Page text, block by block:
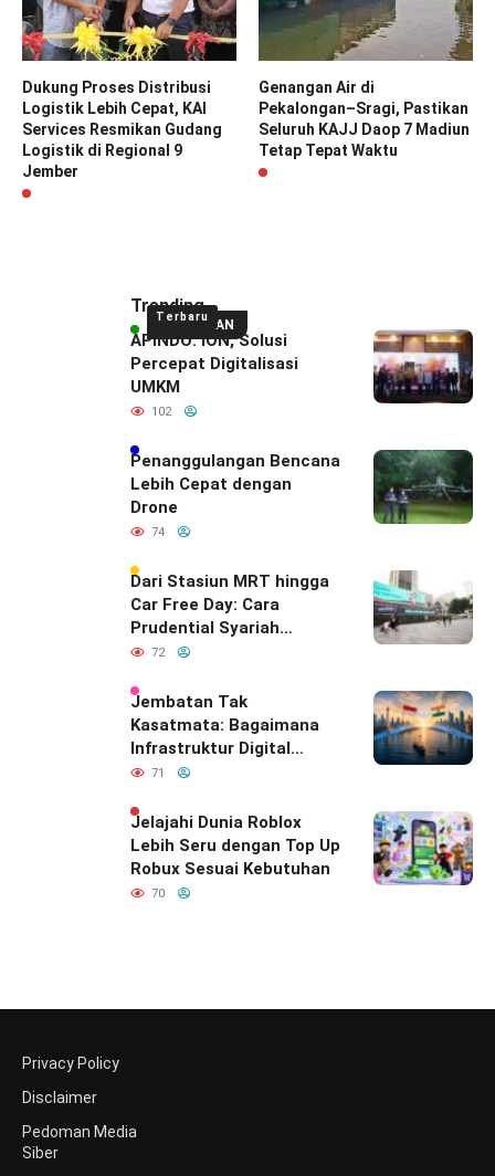
Dukung Proses Distribusi
Logistik Lebih Cepat, KAI
Services Resmikan Gudang
Logistik di Regional 9
Jember
Genangan Air di
Pekalongan–Sragi, Pastikan
Seluruh KAJJ Daop 7 Madiun
Tetap Tepat Waktu
UNGGULAN
Terbaru
Trending
APINDO: ION, Solusi
Percepat Digitalisasi
UMKM
102
Penanggulangan Bencana
Lebih Cepat dengan
Drone
74
Dari Stasiun MRT hingga
Car Free Day: Cara
Prudential Syariah
Merayakan yang Nomor
Indonesia
72
Jembatan Tak
Kasatmata: Bagaimana
Infrastruktur Digital
Diam-Diam
Hubungan Indonesia–
India
71
Jelajahi Dunia Roblox
Lebih Seru dengan Top Up
Robux Sesuai Kebutuhan
70
Privacy Policy
Disclaimer
Pedoman Media
Siber